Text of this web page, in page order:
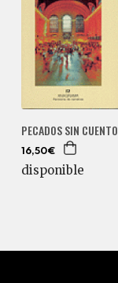
PECADOS SIN CUENTO
16,50€
disponible